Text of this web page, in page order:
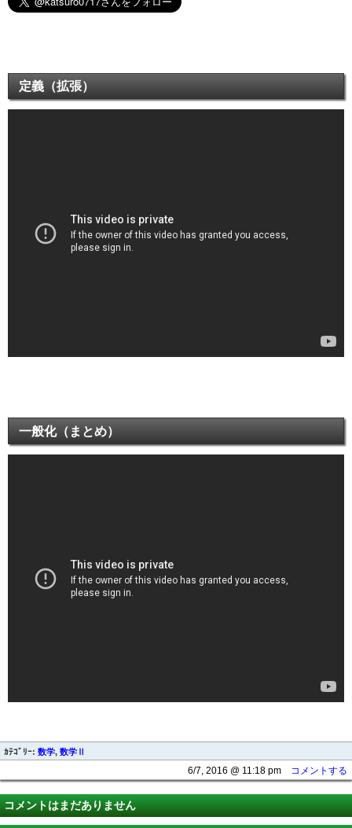
定義（拡張）
一般化（まとめ）
ｶﾃｺﾞﾘｰ: 数学, 数学Ⅱ
6/7, 2016 @ 11:18 pm コメントする
コメントはまだありません